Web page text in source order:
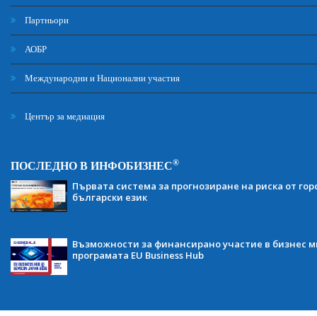
Партньори
АОБР
Международни и Национални участия
Център за медиация
ПОСЛЕДНО В ИНФОБИЗНЕС®
Първата система за прогнозиране на риска от
български език
Възможности за финансирано участие в бизнес
програмата EU Business Hub